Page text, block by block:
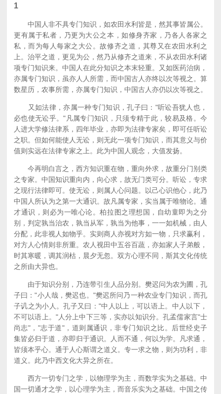
1
中国人非不具专门知识，如农田水利皆是，然其事皆属公。
更有属于私者，乃更为大公之本，如修身齐家，乃各人各家之
私，而为每人每家之大公。故修齐之道，其尊又在农田水利之
上。治平之道，更见为公，然乃从修齐之道来，不从农田水利诸
项专门知识来。中国人在此分知识之本末轻重。又如医药治病，
亦属专门知识，虽亦人人所需，而中国古人亦终以次等视之。算
数星历，农事所需，亦属专门知识，中国古人亦仍以次等视之。
又如法律，亦属一种专门知识，孔子曰："听讼吾犹人也，
必也使无讼乎。"凡属专门知识，只须专精于此，较易及格。今
人进大学修法律系，四年毕业，亦即为法律专家矣，即可任听讼
之职。但如何能使人无讼，则无此一项专门知识，而其意义与价
值则实远在法律专家之上。此为中国人观念，大值发扬。
今再明白言之，西方知识重在物，重向外求，故重分门别类
之专家。中国知识重向内，向心求，故无门类可分。听讼，专求
之现行法律即可。使无讼，则属人心问题。以己心识他心，此乃
中国人所认为之第一大通识。故凡属专家，实当属于唯物论。通
才通识，则必为一唯心论。柏拉图之理想国，自幼童即为之分
别，判定孰当治农，孰当从军，孰当为他事，一一如机械，由人
分配，此非视人如物乎。实则商人亦视对方如一物，只求赢利，
对方人心情则非所重。农人视田中五谷百蔬，亦如家人子弟般，
时其寒暖，调其润枯，晨夕无忽。双方心理不同，斯其文化传统
之所由大异也。
由于知识分别，乃连带引生人品分别。樊迟问为农为圃，孔
子曰："小人哉，樊迟也。"樊迟所问乃一种农业专门知识，而孔
子讥之为小人。孔子又曰："中人以上，可以语上。中人以下，
不可以语上。"人分上中下三等，实亦以知识分。孔孟儒家言"士
尚志"，"志于道"，道则属通识，非专门知识之比。后世经史子
集皆必归于道，亦即归于通识。人而不通，何以为学。凡求通，
皆须本乎心。通于人心斯谓之道义。专一求之物，则为功利，非
道义。此乃中西文化大异之所在。
西方一切专门之学，以物理学为主，而数学实为之基础。中
国一切通才之学，以心理学为主，而音乐实为之基础。中国之传